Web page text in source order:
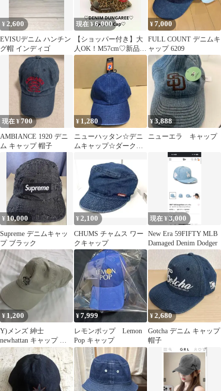
¥ 2,600
EVISUデニム ハンチン
グ帽 インディゴ
現在 ¥6,000
【ショッパー付き】大
人OK！M57cm♡新品♡
デニムダンガリー♡パ
ッチBキャップ
¥7,000
FULL COUNT デニムキ
ャップ 6209
現在 ¥700
AMBIANCE 1920 デニ
ム キャップ 帽子
¥ 1,280
ニューハッタン☆デニ
ムキャップ☆ダークブ
¥3,888
ニューエラ キャップ
¥ 10,000
Supreme デニムキャッ
プ ブラック
¥2,100
CHUMS チャムス ワー
クキャップ
現在 ¥3,000
New Era 59FIFTY MLB
Damaged Denim Dodger
¥ 1,200
Y)メンズ 紳士
newhattan キャップ 帽
子 デニム 薄ベージュ
¥7,999
レモンポップ Lemon
Pop キャップ
¥2,680
Gotcha デニム キャップ
帽子